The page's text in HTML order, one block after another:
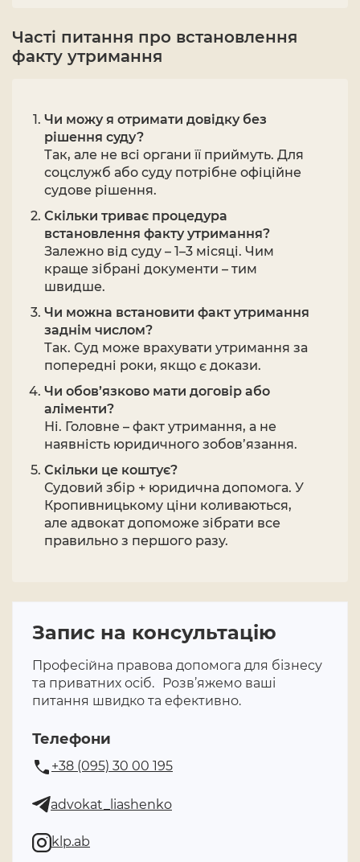
Часті питання про встановлення
факту утримання
Чи можу я отримати довідку без
рішення суду?
Так, але не всі органи її приймуть. Для
соцслужб або суду потрібне офіційне
судове рішення.
Скільки триває процедура
встановлення факту утримання?
Залежно від суду – 1–3 місяці. Чим
краще зібрані документи – тим
швидше.
Чи можна встановити факт утримання
заднім числом?
Так. Суд може врахувати утримання за
попередні роки, якщо є докази.
Чи обов’язково мати договір або
аліменти?
Ні. Головне – факт утримання, а не
наявність юридичного зобов’язання.
Скільки це коштує?
Судовий збір + юридична допомога. У
Кропивницькому ціни коливаються,
але адвокат допоможе зібрати все
правильно з першого разу.
Запис на консультацію
Професійна правова допомога для бізнесу
та приватних осіб. Розв’яжемо ваші
питання швидко та ефективно.
Телефони
+38 (095) 30 00 195
advokat_liashenko
klp.ab